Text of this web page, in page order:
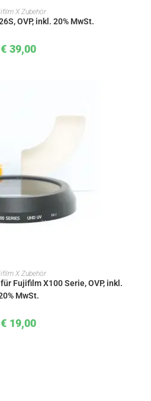
WARENKORB
X Zubehör
OVP, inkl. 20% MwSt.
€ 39,00
WARENKORB
X Zubehör
Fujifilm X100 Serie, OVP, inkl.
MwSt.
€ 19,00